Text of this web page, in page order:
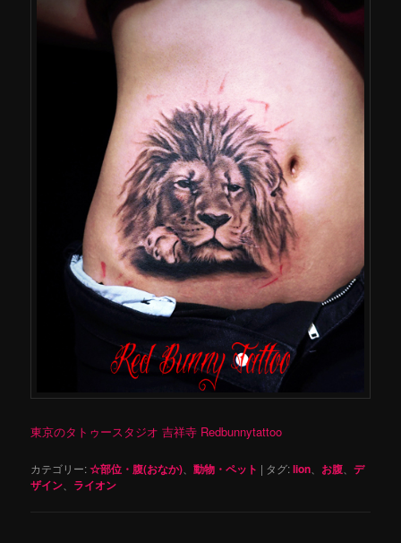
東京のタトゥースタジオ 吉祥寺 Redbunnytattoo
カテゴリー:☆部位・腹(おなか) 、動物・ペット | タグ:lion お腹 、デ
ザイン
ライオン